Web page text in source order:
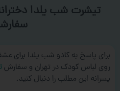
تیشرت شب یلدا
برای پاسخ به کادو شب یلدا برای
روی لباس کودک در تهران و سفارش
پسرانه این مطلب را دنبال کنید.